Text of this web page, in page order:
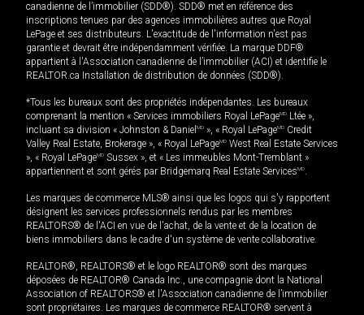
canadienne de l’immobilier (SDD®). SDD® met en référence des
inscriptions tenues par des agences immobilières autres que Royal
LePage et ses distributeurs. L'exactitude de l'information n'est pas
garantie et devrait être indépendamment vérifiée. La marque DDF®
appartient à l'Association canadienne de l’immobilier (ACI) et identifie le
REALTOR.ca Installation de distribution de données (SDD®).
*Tous les bureaux sont des propriétés indépendantes. Les bureaux
comprenant la mention « Services immobiliers Royal LePageMD Ltée »,
incluant sa division « Johnston & Daniel MD », « Royal LePageMD Credit
Valley Real Estate, Brokerage », « Royal LePageMD West Real Estate Services
», « Royal LePageMD Sussex », et « Les immeubles Mont-Tremblant »
appartiennent et sont gérés par Bridgemarq Real Estate ServicesMD.
Les marques de commerce MLS® ainsi que les logos qui s'y rapportent
désignent les services professionnels rendus par les membres
REALTORS® de l'ACI en vue de l'achat, de la vente et de la location de
biens immobiliers dans le cadre d'un système de vente collaborative.
REALTOR®, REALTORS® et le logo REALTOR® sont des marques
déposées de REALTOR® Canada Inc., une compagnie dont la National
Association of REALTORS® et l'Association canadienne de l’immobilier
sont propriétaires. Les marques de commerce REALTOR® servent à